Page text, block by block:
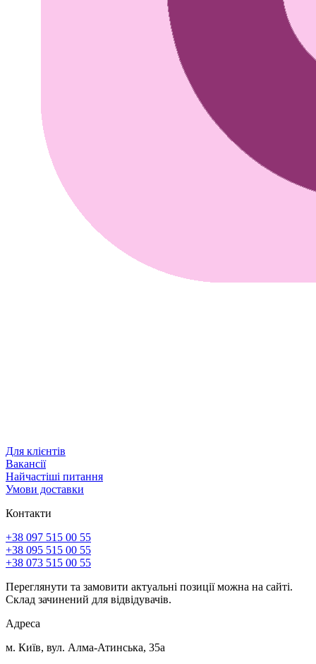
Для клієнтів
Вакансії
Найчастіші питання
Умови доставки
Контакти
+38 097 515 00 55
+38 095 515 00 55
+38 073 515 00 55
Переглянути та замовити актуальні позиції можна на сайті.
Склад зачинений для відвідувачів.
Адреса
м. Київ, вул. Алма-Атинська, 35а